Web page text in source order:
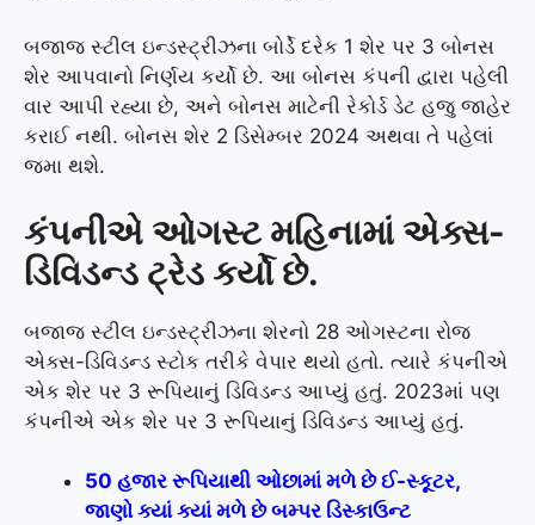
બજાજ સ્ટીલ ઇન્ડસ્ટ્રીઝના બોર્ડે દરેક 1 શેર પર 3 બોનસ
શેર આપવાનો નિર્ણય કર્યો છે. આ બોનસ કંપની દ્વારા પહેલી
વાર આપી રહ્યા છે, અને બોનસ માટેની રેકોર્ડ ડેટ હજુ જાહેર
કરાઈ નથી. બોનસ શેર 2 ડિસેમ્બર 2024 અથવા તે પહેલાં
જમા થશે.
કંપનીએ ઓગસ્ટ મહિનામાં એક્સ-
ડિવિડન્ડ ટ્રેડ કર્યો છે.
બજાજ સ્ટીલ ઇન્ડસ્ટ્રીઝના શેરનો 28 ઓગસ્ટના રોજ
એક્સ-ડિવિડન્ડ સ્ટોક તરીકે વેપાર થયો હતો. ત્યારે કંપનીએ
એક શેર પર 3 રૂપિયાનું ડિવિડન્ડ આપ્યું હતું. 2023માં પણ
કંપનીએ એક શેર પર 3 રૂપિયાનું ડિવિડન્ડ આપ્યું હતું.
50 હજાર રૂપિયાથી ઓછામાં મળે છે ઈ-સ્કૂટર,
જાણો ક્યાં ક્યાં મળે છે બમ્પર ડિસ્કાઉન્ટ